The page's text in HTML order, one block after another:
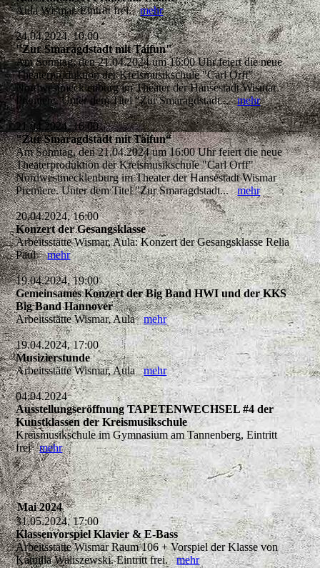
Aula Wismar, Eintritt frei.mehr
24.04.2024, 10:00
"Zur Smaragdstadt mit Taifun"
Am Sonntag, den 21.04.2024 um 16:00 Uhr feiert die neue
Theaterproduktion der Kreismusikschule "Carl Orff"
Nordwestmecklenburg im Theater der Hansestadt Wismar
Premiere. Unter dem Titel "Zur Smaragdstadt...mehr
21.04.2024, 16:00
"Zur Smaragdstadt mit Taifun“
Am Sonntag, den 21.04.2024 um 16:00 Uhr feiert die neue
Theaterproduktion der Kreismusikschule "Carl Orff"
Nordwestmecklenburg im Theater der Hansestadt Wismar
Premiere. Unter dem Titel "Zur Smaragdstadt...mehr
20.04.2024, 16:00
Konzert der Gesangsklasse
Arbeitsstätte Wismar, Aula: Konzert der Gesangsklasse Relia
Paulmehr
19.04.2024, 19:00
Gemeinsames Konzert der Big Band HWI und der KKS
Big Band Hannover
Arbeitsstätte Wismar, Aulamehr
19.04.2024, 17:00
Musizierstunde
Arbeitsstätte Wismar, Aulamehr
04.04.2024
Ausstellungseröffnung TAPETENWECHSEL #4 der
Kunstklassen der Kreismusikschule
Kreismusikschule im Gymnasium am Tannenberg, Eintritt
freimehr
Mai 2024
31.05.2024, 17:00
Klassenvorspiel Klavier & E-Bass
Arbeitsstätte Wismar Raum 106 + Vorspiel der Klasse von
Kamilla Waliszewski. Eintritt frei.mehr